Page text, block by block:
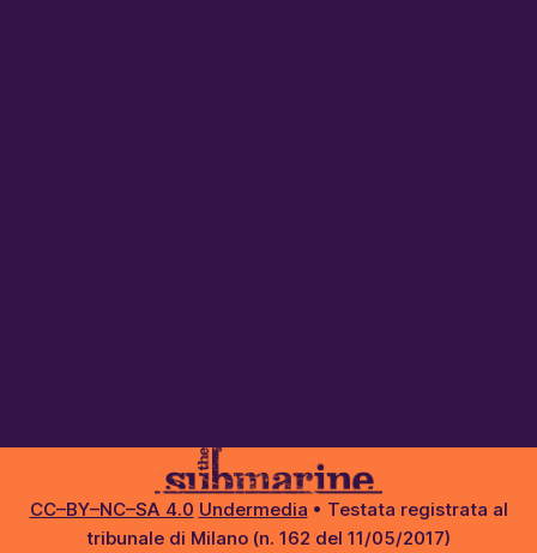
CC–BY–NC–SA 4.0 Undermedia • Testata registrata al
tribunale di Milano (n. 162 del 11/05/2017)